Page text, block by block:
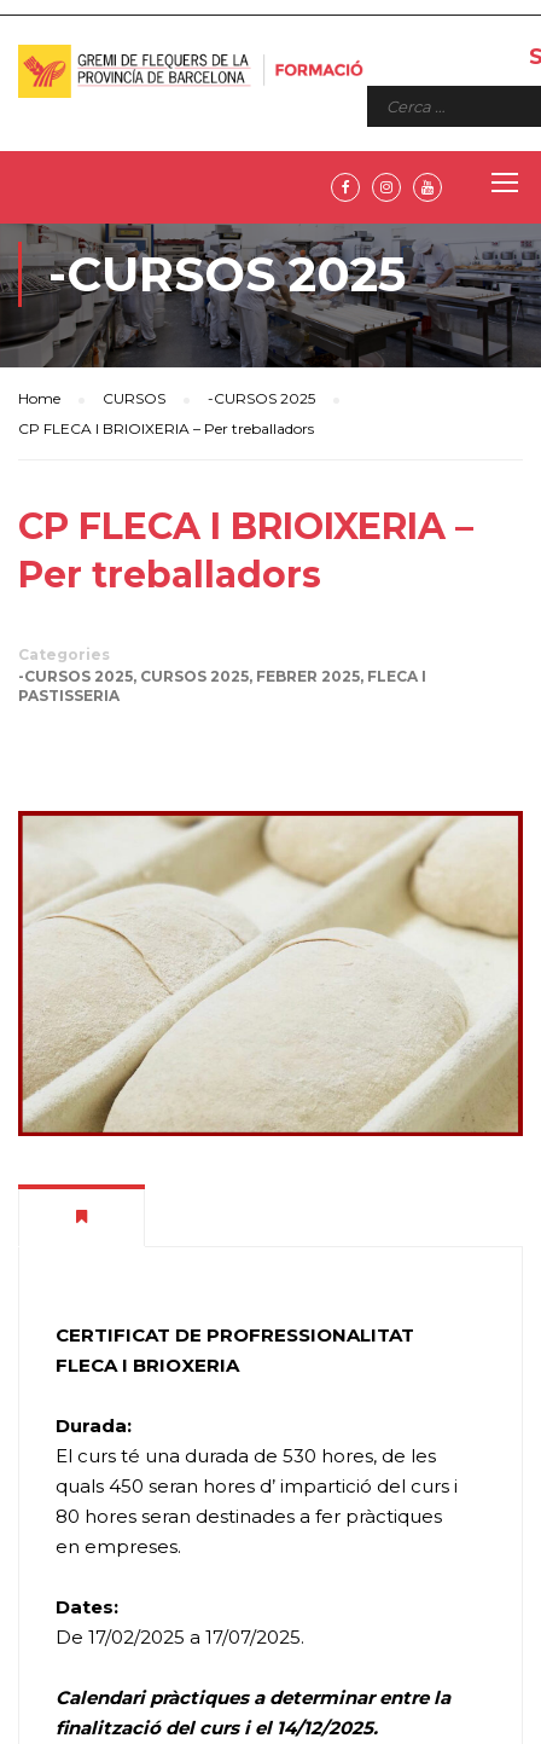
-CURSOS 2025
Home CURSOS
-CURSOS 2025
CP FLECA I BRIOIXERIA – Per treballadors
CP FLECA I BRIOIXERIA –
Per treballadors
Categories
-CURSOS 2025, CURSOS 2025, FEBRER 2025, FLECA I
PASTISSERIA
CERTIFICAT DE PROFRESSIONALITAT
FLECA I BRIOXERIA
Durada:
El curs té una durada de 530 hores, de les
quals 450 seran hores d’ impartició del curs i
80 hores seran destinades a fer pràctiques
en empreses.
Dates:
De 17/02/2025 a 17/07/2025.
Calendari pràctiques a determinar entre la
finalització del curs i el 14/12/2025.